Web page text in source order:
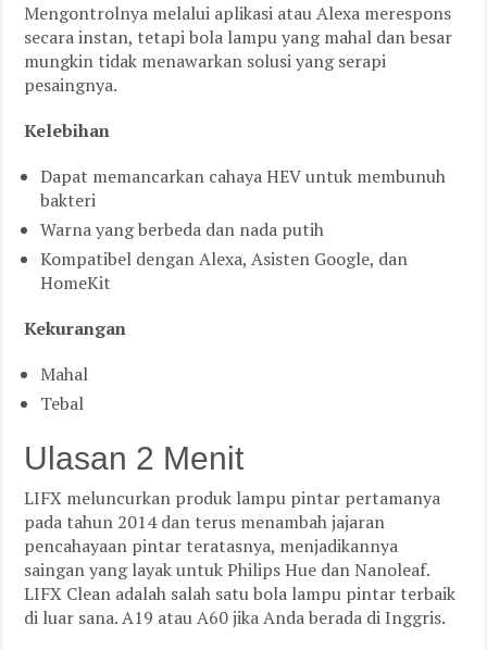
Mengontrolnya melalui aplikasi atau Alexa merespons
secara instan, tetapi bola lampu yang mahal dan besar
mungkin tidak menawarkan solusi yang serapi
pesaingnya.
Kelebihan
Dapat memancarkan cahaya HEV untuk membunuh
bakteri
Warna yang berbeda dan nada putih
Kompatibel dengan Alexa, Asisten Google, dan
HomeKit
Kekurangan
Mahal
Tebal
Ulasan 2 Menit
LIFX meluncurkan produk lampu pintar pertamanya
pada tahun 2014 dan terus menambah jajaran
pencahayaan pintar teratasnya, menjadikannya
saingan yang layak untuk Philips Hue dan Nanoleaf.
LIFX Clean adalah salah satu bola lampu pintar terbaik
di luar sana. A19 atau A60 jika Anda berada di Inggris.